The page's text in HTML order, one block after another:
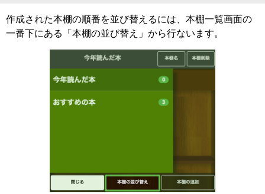
作成された本棚の順番を並び替えるには、本棚一覧画面の
一番下にある「本棚の並び替え」から行ないます。